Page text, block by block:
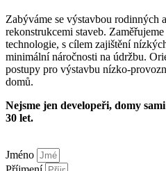
Zabýváme se výstavbou rodinných
rekonstrukcemi staveb.
technologie, s cílem zajištění
minimální náročnosti na údržbu.
postupy pro výstavbu nízko-
domů.
Nejsme jen developeři, domy
30 let.
Jméno